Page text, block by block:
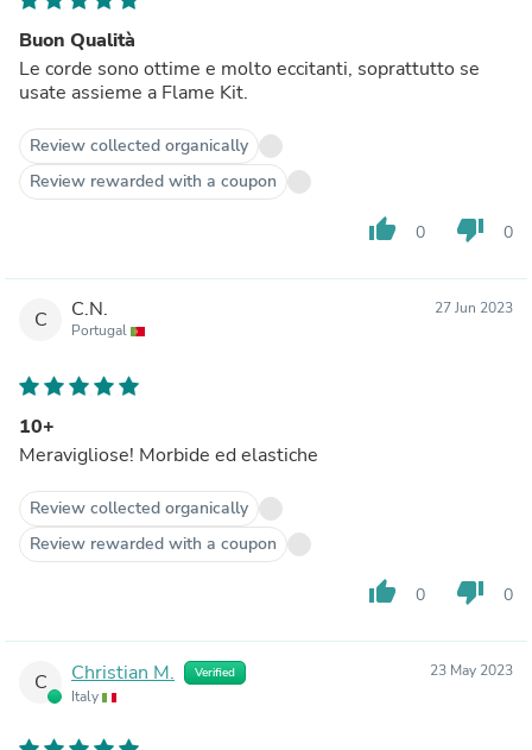
Buon Qualità
Le corde sono ottime e molto eccitanti, soprattutto se
usate assieme a Flame Kit.
Review collected organically
Review rewarded with a coupon
thumb_up 0 thumb_down 0
C C.N.
Portugal
27 Jun 2023
10+
Meravigliose! Morbide ed elastiche
Review collected organically
Review rewarded with a coupon
thumb_up 0 thumb_down 0
C Christian M. Verified
Italy
23 May 2023